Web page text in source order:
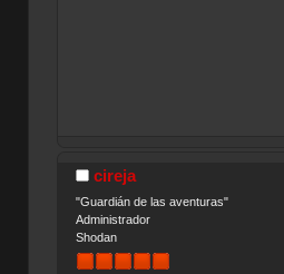
cireja
"Guardián de las aventuras"
Administrador
Shodan